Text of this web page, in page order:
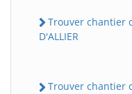
Trouver chantier
D'ALLIER
Trouver chantier